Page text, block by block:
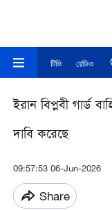
টিভি রেডিও
ইরান বিপ্লবী গার্ড
দাবি করেছে
09:57:53 06-Jun-2026
Share